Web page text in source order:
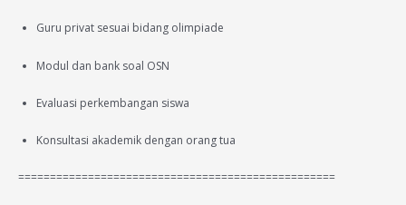
Guru privat sesuai bidang olimpiade
Modul dan bank soal OSN
Evaluasi perkembangan siswa
Konsultasi akademik dengan orang tua
==================================================